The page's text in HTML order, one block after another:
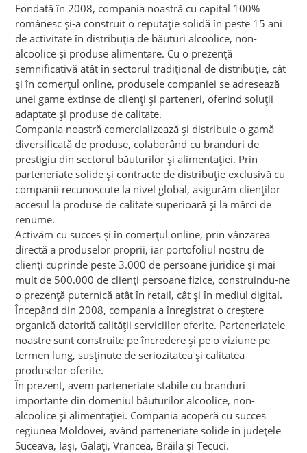
Fondată în 2008, compania noastră cu capital 100%
românesc și-a construit o reputație solidă în peste 15 ani
de activitate în distribuția de băuturi alcoolice, non-
alcoolice și produse alimentare. Cu o prezență
semnificativă atât în sectorul tradițional de distribuție, cât
și în comerțul online, produsele companiei se adresează
unei game extinse de clienți și parteneri, oferind soluții
adaptate și produse de calitate.
Compania noastră comercializează și distribuie o gamă
diversificată de produse, colaborând cu branduri de
prestigiu din sectorul băuturilor și alimentației. Prin
parteneriate solide și contracte de distribuție exclusivă cu
companii recunoscute la nivel global, asigurăm clienților
accesul la produse de calitate superioară și la mărci de
renume.
Activăm cu succes și în comerțul online, prin vânzarea
directă a produselor proprii, iar portofoliul nostru de
clienți cuprinde peste 3.000 de persoane juridice și mai
mult de 500.000 de clienți persoane fizice, construindu-ne
o prezență puternică atât în retail, cât și în mediul digital.
Începând din 2008, compania a înregistrat o creștere
organică datorită calității serviciilor oferite. Parteneriatele
noastre sunt construite pe încredere și pe o viziune pe
termen lung, susținute de seriozitatea și calitatea
produselor oferite.
În prezent, avem parteneriate stabile cu branduri
importante din domeniul băuturilor alcoolice, non-
alcoolice și alimentației. Compania acoperă cu succes
regiunea Moldovei, având parteneriate solide în județele
Suceava, Iași, Galați, Vrancea, Brăila și Tecuci.